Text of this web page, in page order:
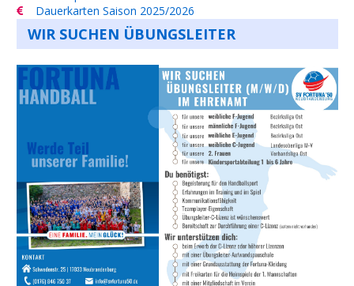
Dauerkarten Saison 2025/2026
WIR SUCHEN ÜBUNGSLEITER